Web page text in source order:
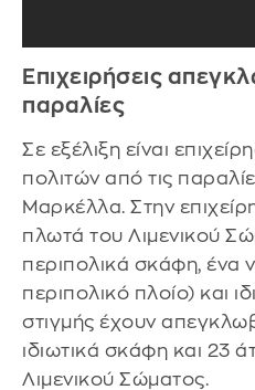
Επιχειρήσεις
παραλίες
Σε εξέλιξη είναι
πολιτών από τις
Μαρκέλλα. Στην
πλωτά του Λιμενικού
περιπολικά σκάφη, ένα
περιπολικό πλοίο) και
στιγμής έχουν
ιδιωτικά σκάφη και 23
Λιμενικού Σώματος.